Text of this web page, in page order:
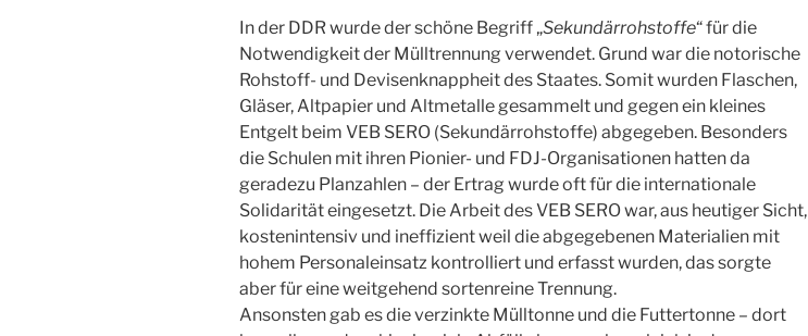
In der DDR wurde der schöne Begriff „Sekundärrohstoffe“ für die
Notwendigkeit der Mülltrennung verwendet. Grund war die notorische
Rohstoff- und Devisenknappheit des Staates. Somit wurden Flaschen,
Gläser, Altpapier und Altmetalle gesammelt und gegen ein kleines
Entgelt beim VEB SERO (Sekundärrohstoffe) abgegeben. Besonders
die Schulen mit ihren Pionier- und FDJ-Organisationen hatten da
geradezu Planzahlen – der Ertrag wurde oft für die internationale
Solidarität eingesetzt. Die Arbeit des VEB SERO war, aus heutiger Sicht,
kostenintensiv und ineffizient weil die abgegebenen Materialien mit
hohem Personaleinsatz kontrolliert und erfasst wurden, das sorgte
aber für eine weitgehend sortenreine Trennung.
Ansonsten gab es die verzinkte Mülltonne und die Futtertonne – dort